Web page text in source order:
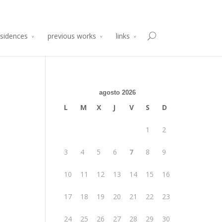
previous works links
agosto 2026
L M X J V S D
1 2
3 4 5 6 7 8 9
10 11 12 13 14 15 16
17 18 19 20 21 22 23
24 25 26 27 28 29 30